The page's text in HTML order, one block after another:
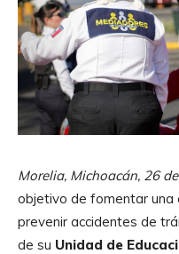
Morelia, Michoacán, 26
objetivo de fomentar una
prevenir accidentes de
de su Unidad de